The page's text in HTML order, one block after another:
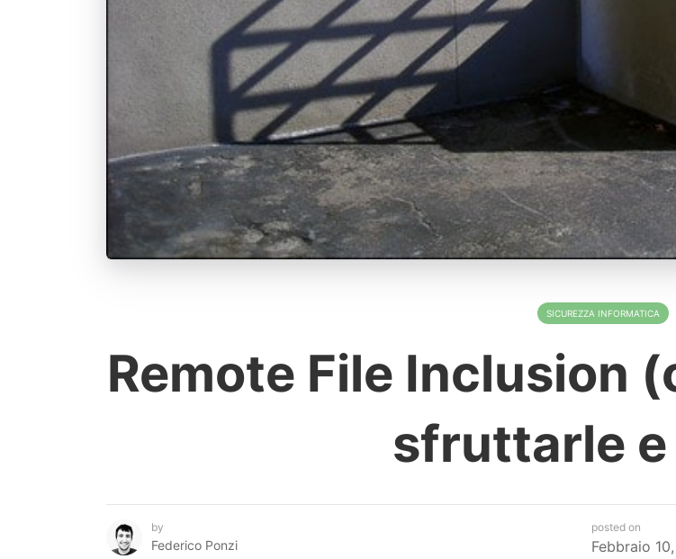
SICUREZZA INFORMATICA
Remote File Inclusion
sfruttarle
by
Federico Ponzi
posted on
Febbraio